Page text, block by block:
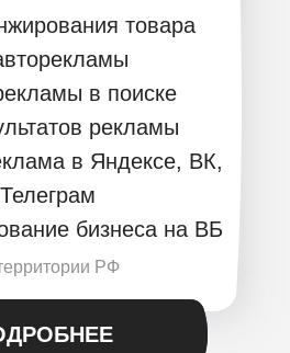
товара
в поиске
рекламы
в Яндексе, ВК,
бизнеса на ВБ
РФ